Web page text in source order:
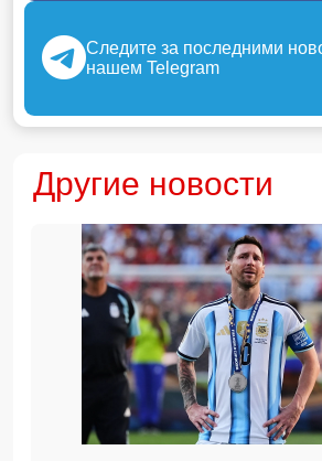
Следите за последними
нашем Telegram
Другие новости